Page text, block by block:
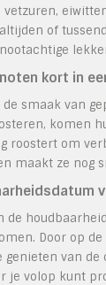
of
kort in
smaak van
komen
roostert om
maakt ze nog
de
Door op
genieten van
je volop kunt